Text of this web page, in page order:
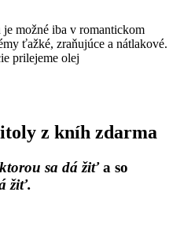
možné iba v romantickom
ťažké, zraňujúce a nátlakové.
prilejeme olej
z kníh zdarma
sa dá žiťa so
žiť.